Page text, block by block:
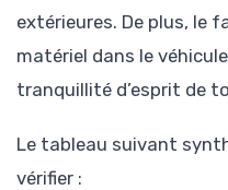
extérieures. De plus, le
matériel dans le
tranquillité d’esprit de
Le tableau suivant
vérifier :